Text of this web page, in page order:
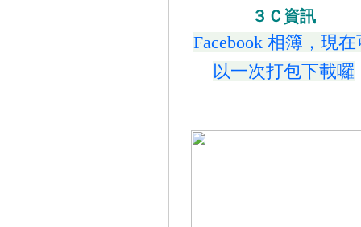
３Ｃ資訊
Facebook 相簿，現在
以一次打包下載囉